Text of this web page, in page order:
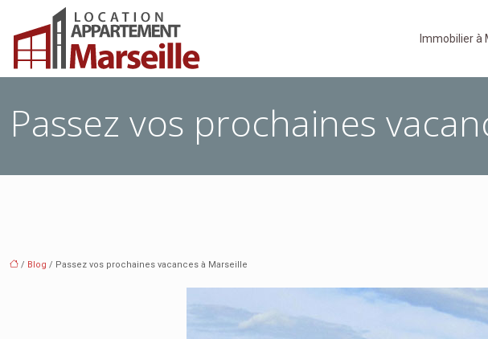
Immobilier à
Passez vos prochaines
/ Blog / Passez vos prochaines vacances à Marseille